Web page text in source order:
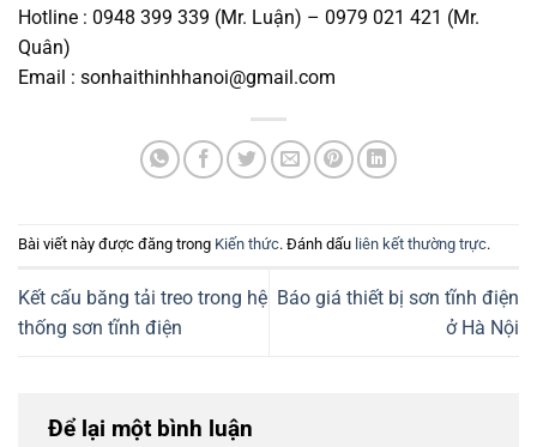
Hotline : 0948 399 339 (Mr. Luận) – 0979 021 421 (Mr.
Quân)
Email : sonhaithinhhanoi@gmail.com
Bài viết này được đăng trong Kiến thức. Đánh dấu liên kết thường trực.
Kết cấu băng tải treo trong hệ
thống sơn tĩnh điện
Báo giá thiết bị sơn tĩnh điện
ở Hà Nội
Để lại một bình luận